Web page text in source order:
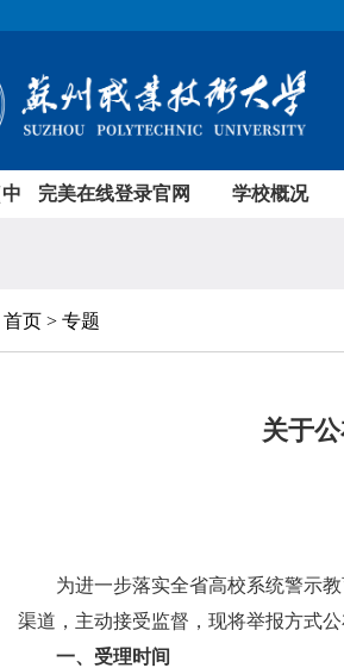
完美在线登录官网 学校概况
首页 > 专题
关于
为进一步落实全省高校系统警示
渠道，主动接受监督，现将举报方式公
一、受理时间